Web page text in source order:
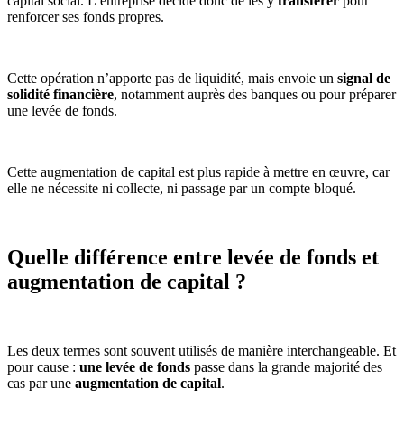
renforcer ses fonds propres.
Cette opération n’apporte pas de liquidité, mais envoie un signal de
solidité financière, notamment auprès des banques ou pour préparer
une levée de fonds.
Cette augmentation de capital est plus rapide à mettre en œuvre, car
elle ne nécessite ni collecte, ni passage par un compte bloqué.
Quelle différence entre levée de fonds et
augmentation de capital ?
Les deux termes sont souvent utilisés de manière interchangeable. Et
pour cause : une levée de fonds passe dans la grande majorité des
cas par une augmentation de capital.